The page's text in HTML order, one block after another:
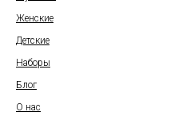
Женские
Детские
Наборы
Блог
О нас